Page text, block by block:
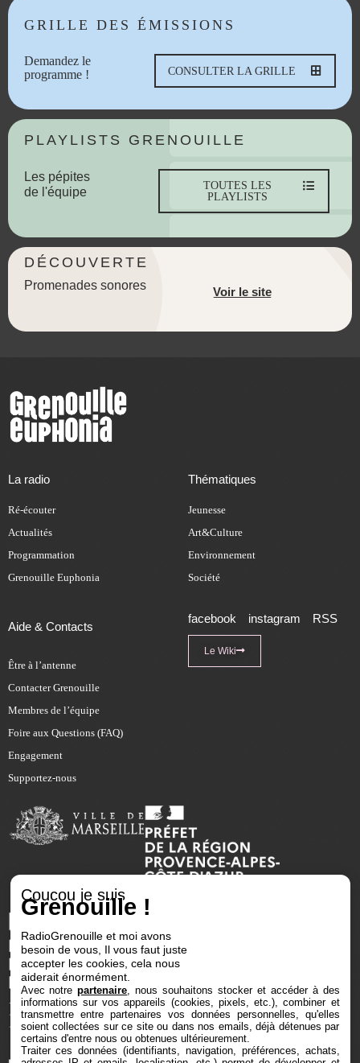
GRILLE DES ÉMISSIONS
Demandez le
programme !
CONSULTER LA GRILLE
PLAYLISTS GRENOUILLE
Les pépites
de l'équipe
TOUTES LES
PLAYLISTS
DÉCOUVERTE
Promenades sonores Voir le site
La radio
Ré-écouter
Actualités
Programmation
Grenouille Euphonia
Thématiques
Jeunesse
Art&Culture
Environnement
Société
Aide & Contacts
Être à l’antenne
Contacter Grenouille
Membres de l’équipe
Foire aux Questions (FAQ)
Engagement
Supportez-nous
facebook instagram RSS
Le Wiki
Coucou je suis
Grenouille !
RadioGrenouille et moi avons
besoin de vous, Il vous faut juste
accepter les cookies, cela nous
aiderait énormément.
Avec notrepartenaire , nous souhaitons stocker et accéder à des
informations sur vos appareils (cookies, pixels, etc.), combiner et
transmettre entre partenaires vos données personnelles, qu'elles
soient collectées sur ce site ou dans nos emails, déjà détenues par
certains d'entre nous ou obtenues ultérieurement.
Traiter ces données (identifiants, navigation, préférences, achats,